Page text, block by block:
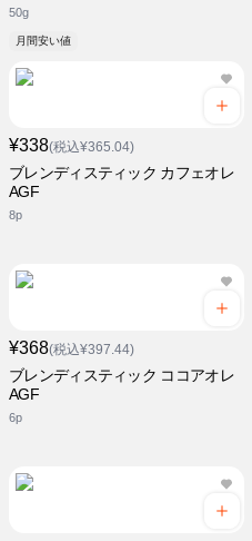
50g
月間安い値
¥338(税込¥365.04)
ブレンディスティック カフェオレ
AGF
8p
¥368(税込¥397.44)
ブレンディスティック ココアオレ
AGF
6p